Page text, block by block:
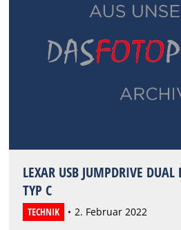
LEXAR USB JUMPDRIVE
TYP C
TECHNIK 2. Februar 2022